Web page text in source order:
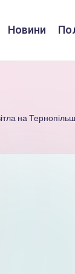
Новини
на